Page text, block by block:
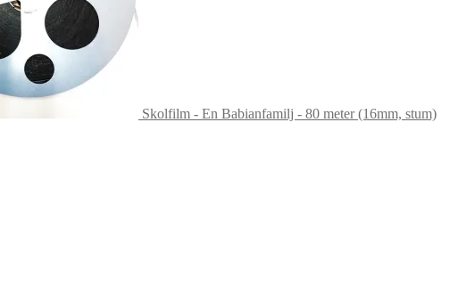
Skolfilm - En Babianfamilj - 80 meter (16mm, stum)